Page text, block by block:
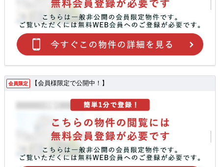
会員限定 【会員様限定で公開中！】